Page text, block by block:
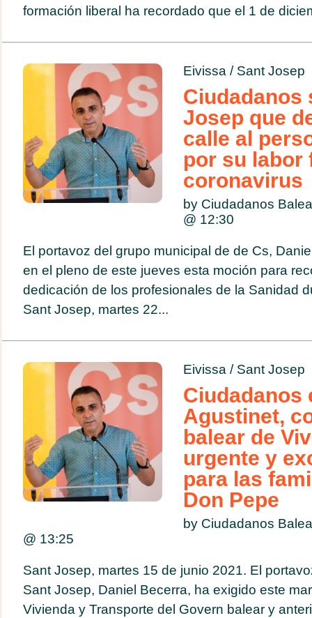
formación liberal ha recordado que el 1 de
Eivissa / Sant Josep
Ciudadanos
Josep que
calle al
por su labor
coronavirus
by Ciudadanos
@ 12:30
El portavoz del grupo municipal de de Cs,
en el pleno de este jueves esta moción para
dedicación de los profesionales de la Sanidad
Sant Josep, martes 22...
Eivissa / Sant Josep
Ciudadanos
Agustinet,
balear de
urgente y
para las
Don Pepe
by Ciudadanos
@ 13:25
Sant Josep, martes 15 de junio 2021. El
Sant Josep, Daniel Becerra, ha exigido este
Vivienda y Transporte del Govern balear y